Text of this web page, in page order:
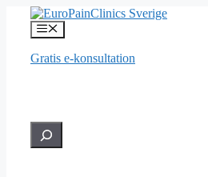
Hoppa
innehåll
Meny
Gratis e-konsultation
Hledat